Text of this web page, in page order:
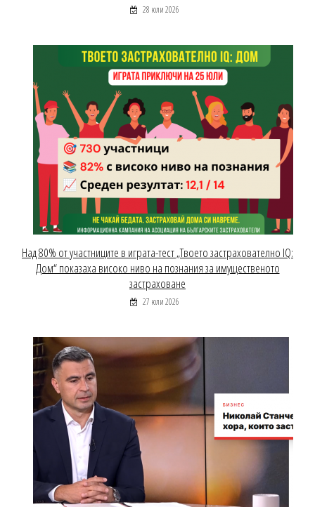
28 юли 2026
Над 80% от участниците в играта-тест „Твоето застрахователно IQ:
Дом“ показаха високо ниво на познания за имущественото
застраховане
27 юли 2026